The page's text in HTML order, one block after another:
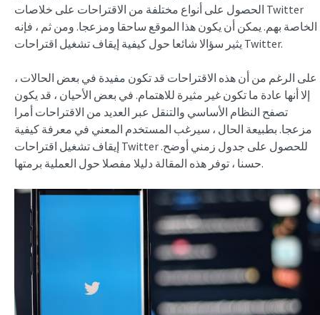
الحصول على أنواع مختلفة من الاقتراحات على خلاصات Twitter
الخاصة بهم. يمكن أن يكون هذا الموقع ساحقا ومزعجا. ومن ثم ، فإنه
يثير سؤالا شائعا حول كيفية إيقاف تشغيل اقتراحات Twitter.
على الرغم من أن هذه الاقتراحات قد تكون مفيدة في بعض الحالات ،
إلا أنها عادة ما تكون غير مثيرة للاهتمام. في بعض الأحيان ، قد يكون
تصفح النظام الأساسي والتنقل عبر العديد من الاقتراحات أمرا
مزعجا. بطبيعة الحال ، سيرغب المستخدم المعني في معرفة كيفية
إيقاف تشغيل اقتراحات Twitter للحصول على جدول زمني أوضح.
حسنا ، توفر هذه المقالة دليلا مفصلا حول العملية برمتها.